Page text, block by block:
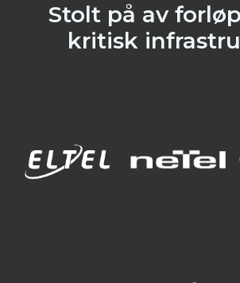
Stolt på av
kritisk